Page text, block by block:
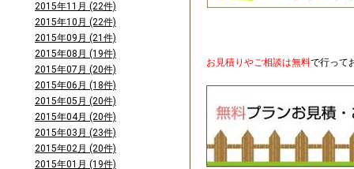
お見積りやご相談は無料で行って
2015年11月 (22件)
2015年10月 (22件)
2015年09月 (21件)
2015年08月 (19件)
2015年07月 (20件)
2015年06月 (18件)
2015年05月 (20件)
2015年04月 (20件)
2015年03月 (23件)
2015年02月 (20件)
2015年01月 (19件)